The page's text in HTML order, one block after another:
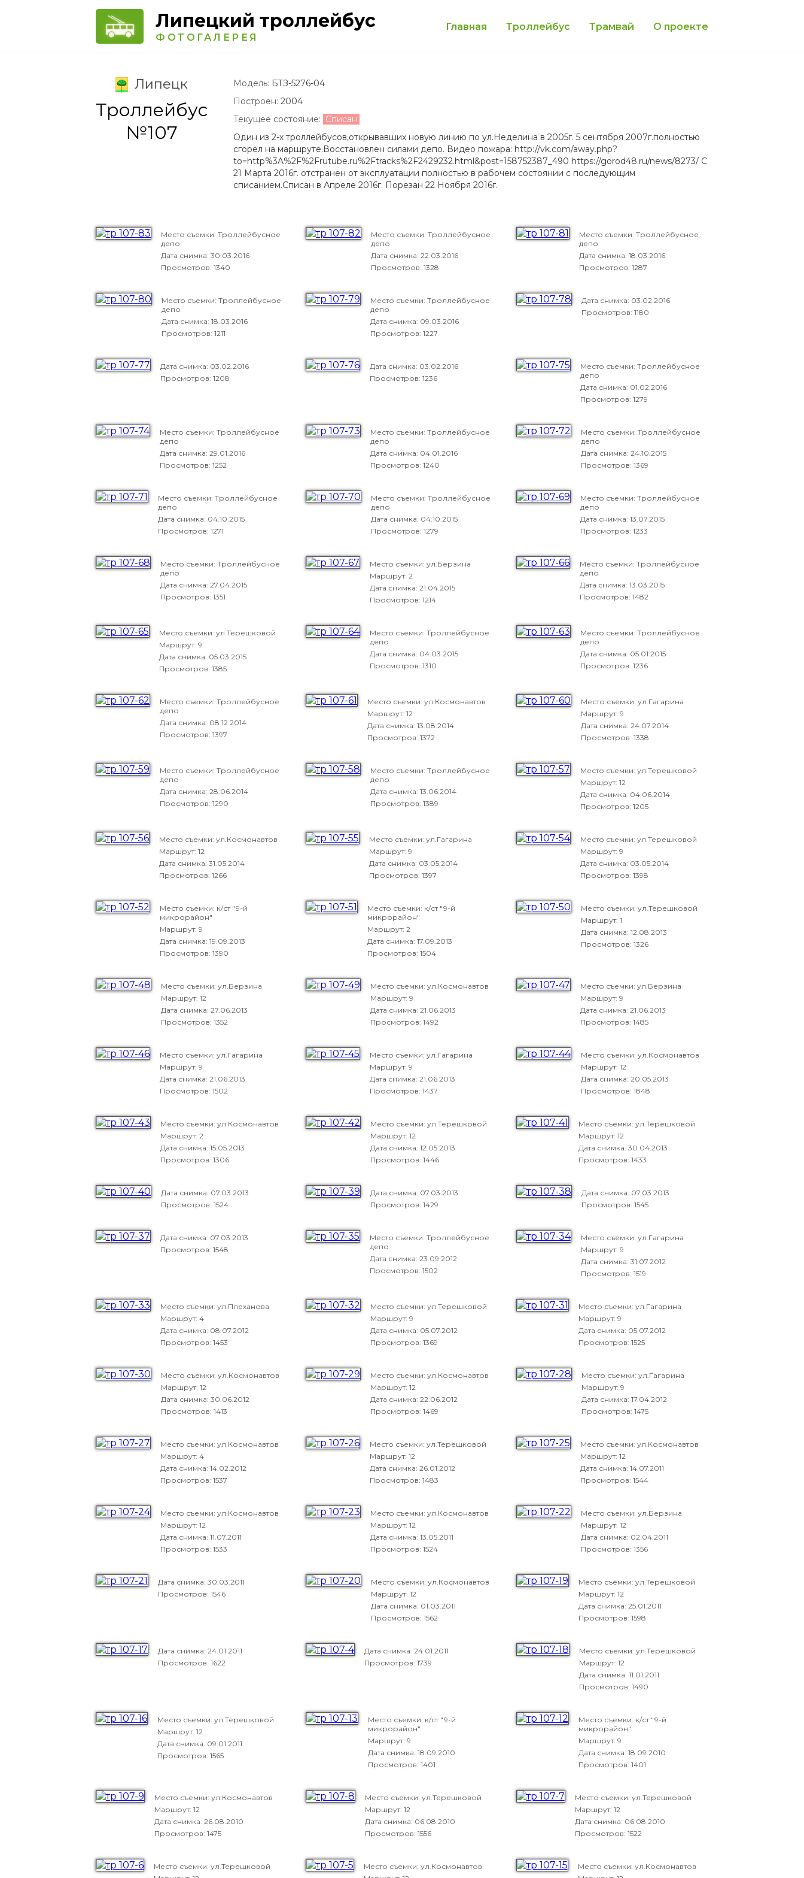
Липецкий троллейбус
ФОТОГАЛЕРЕЯ
Главная Троллейбус Трамвай О проекте
Липецк
Троллейбус
№107
Модель: БТЗ-5276-04
Построен: 2004
Текущее состояние: Списан
Один из 2-х троллейбусов,открывавших новую линию по ул.Неделина в 2005г. 5 сентября 2007г.полностью
сгорел на маршруте.Восстановлен силами депо. Видео пожара: http://vk.com/away.php?
to=http%3A%2F%2Frutube.ru%2Ftracks%2F2429232.html&post=158752387_490 https://gorod48.ru/news/8273/ С
21 Марта 2016г. отстранен от эксплуатации полностью в рабочем состоянии с последующим
списанием.Списан в Апреле 2016г. Порезан 22 Ноября 2016г.
Место съемки: Троллейбусное
депо
Дата снимка: 30.03.2016
Просмотров: 1340
Место съемки: Троллейбусное
депо
Дата снимка:22.03.2016
Просмотров: 1328
Место съемки: Троллейбусное
депо
Дата снимка: 18.03.2016
Просмотров: 1287
Место съемки: Троллейбусное
депо
Дата снимка: 18.03.2016
Просмотров: 1211
Место съемки: Троллейбусное
депо
Дата снимка: 09.03.2016
Просмотров: 1227
Дата снимка: 03.02.2016
Просмотров: 1180
Дата снимка: 03.02.2016
Просмотров: 1208
Дата снимка: 03.02.2016
Просмотров: 1236
Место съемки: Троллейбусное
депо
Дата снимка: 01.02.2016
Просмотров: 1279
Место съемки: Троллейбусное
депо
Дата снимка: 29.01.2016
Просмотров: 1252
Место съемки: Троллейбусное
депо
Дата снимка: 04.01.2016
Просмотров: 1240
Место съемки: Троллейбусное
депо
Дата снимка: 24.10.2015
Просмотров: 1369
Место съемки: Троллейбусное
депо
Дата снимка: 04.10.2015
Просмотров: 1271
Место съемки: Троллейбусное
депо
Дата снимка: 04.10.2015
Просмотров: 1279
Место съемки: Троллейбусное
депо
Дата снимка: 13.07.2015
Просмотров: 1233
Место съемки: Троллейбусное
депо
Дата снимка: 27.04.2015
Просмотров: 1351
Место съемки: ул.Берзина
Маршрут: 2
Дата снимка:21.04.2015
Просмотров: 1214
Место съемки: Троллейбусное
депо
Дата снимка: 13.03.2015
Просмотров: 1482
Место съемки: ул.Терешковой
Маршрут: 9
Дата снимка: 05.03.2015
Просмотров: 1385
Место съемки: Троллейбусное
депо
Дата снимка: 04.03.2015
Просмотров: 1310
Место съемки: Троллейбусное
депо
Дата снимка: 05.01.2015
Просмотров: 1236
Место съемки: Троллейбусное
депо
Дата снимка: 08.12.2014
Просмотров: 1397
Место съемки: ул.Космонавтов
Маршрут: 12
Дата снимка:13.08.2014
Просмотров: 1372
Место съемки: ул.Гагарина
Маршрут: 9
Дата снимка: 24.07.2014
Просмотров: 1338
Место съемки: Троллейбусное
депо
Дата снимка: 28.06.2014
Просмотров: 1290
Место съемки: Троллейбусное
депо
Дата снимка:13.06.2014
Просмотров: 1389
Место съемки: ул.Терешковой
Маршрут: 12
Дата снимка: 04.06.2014
Просмотров: 1205
Место съемки: ул.Космонавтов
Маршрут: 12
Дата снимка: 31.05.2014
Просмотров: 1266
Место съемки: ул.Гагарина
Маршрут: 9
Дата снимка: 03.05.2014
Просмотров: 1397
Место съемки: ул.Терешковой
Маршрут: 9
Дата снимка: 03.05.2014
Просмотров: 1398
Место съемки: к/ст "9-й
микрорайон"
Маршрут: 9
Дата снимка: 19.09.2013
Просмотров: 1390
Место съемки: к/ст "9-й
микрорайон"
Маршрут: 2
Дата снимка:17.09.2013
Просмотров: 1504
Место съемки: ул.Терешковой
Маршрут: 1
Дата снимка: 12.08.2013
Просмотров: 1326
Место съемки: ул.Берзина
Маршрут: 12
Дата снимка: 27.06.2013
Просмотров: 1352
Место съемки: ул.Космонавтов
Маршрут: 9
Дата снимка:21.06.2013
Просмотров: 1492
Место съемки: ул.Берзина
Маршрут: 9
Дата снимка: 21.06.2013
Просмотров: 1485
Место съемки: ул.Гагарина
Маршрут: 9
Дата снимка: 21.06.2013
Просмотров: 1502
Место съемки: ул.Гагарина
Маршрут: 9
Дата снимка:21.06.2013
Просмотров: 1437
Место съемки: ул.Космонавтов
Маршрут: 12
Дата снимка: 20.05.2013
Просмотров: 1848
Место съемки: ул.Космонавтов
Маршрут: 2
Дата снимка: 15.05.2013
Просмотров: 1306
Место съемки: ул.Терешковой
Маршрут: 12
Дата снимка:12.05.2013
Просмотров: 1446
Место съемки: ул.Терешковой
Маршрут: 12
Дата снимка: 30.04.2013
Просмотров: 1433
Дата снимка: 07.03.2013
Просмотров: 1524
Дата снимка: 07.03.2013
Просмотров: 1429
Дата снимка: 07.03.2013
Просмотров: 1545
Дата снимка: 07.03.2013
Просмотров: 1548
Место съемки: Троллейбусное
депо
Дата снимка:23.09.2012
Просмотров: 1502
Место съемки: ул.Гагарина
Маршрут: 9
Дата снимка: 31.07.2012
Просмотров: 1519
Место съемки: ул.Плеханова
Маршрут: 4
Дата снимка: 08.07.2012
Просмотров: 1453
Место съемки: ул.Терешковой
Маршрут: 9
Дата снимка: 05.07.2012
Просмотров: 1369
Место съемки: ул.Гагарина
Маршрут: 9
Дата снимка: 05.07.2012
Просмотров: 1525
Место съемки: ул.Космонавтов
Маршрут: 12
Дата снимка: 30.06.2012
Просмотров: 1413
Место съемки: ул.Космонавтов
Маршрут: 12
Дата снимка:22.06.2012
Просмотров: 1469
Место съемки: ул.Гагарина
Маршрут: 9
Дата снимка: 17.04.2012
Просмотров: 1475
Место съемки: ул.Космонавтов
Маршрут: 4
Дата снимка: 14.02.2012
Просмотров: 1537
Место съемки: ул.Терешковой
Маршрут: 12
Дата снимка:26.01.2012
Просмотров: 1483
Место съемки: ул.Космонавтов
Маршрут: 12
Дата снимка: 14.07.2011
Просмотров: 1544
Место съемки: ул.Космонавтов
Маршрут: 12
Дата снимка: 11.07.2011
Просмотров: 1533
Место съемки: ул.Космонавтов
Маршрут: 12
Дата снимка:13.05.2011
Просмотров: 1524
Место съемки: ул.Берзина
Маршрут: 12
Дата снимка: 02.04.2011
Просмотров: 1356
Дата снимка: 30.03.2011
Просмотров: 1546
Место съемки: ул.Космонавтов
Маршрут: 12
Дата снимка: 01.03.2011
Просмотров: 1562
Место съемки: ул.Терешковой
Маршрут: 12
Дата снимка: 25.01.2011
Просмотров: 1598
Дата снимка: 24.01.2011
Просмотров: 1622
Дата снимка:24.01.2011
Просмотров: 1739
Место съемки: ул.Терешковой
Маршрут: 12
Дата снимка: 11.01.2011
Просмотров: 1490
Место съемки: ул.Терешковой
Маршрут: 12
Дата снимка: 09.01.2011
Просмотров: 1565
Место съемки: к/ст "9-й
микрорайон"
Маршрут: 9
Дата снимка:18.09.2010
Просмотров: 1401
Место съемки: к/ст "9-й
микрорайон"
Маршрут: 9
Дата снимка: 18.09.2010
Просмотров: 1401
Место съемки: ул.Космонавтов
Маршрут: 12
Дата снимка: 26.08.2010
Просмотров: 1475
Место съемки: ул.Терешковой
Маршрут: 12
Дата снимка: 06.08.2010
Просмотров: 1556
Место съемки: ул.Терешковой
Маршрут: 12
Дата снимка: 06.08.2010
Просмотров: 1522
Место съемки: ул.Терешковой
Место съемки: ул.Космонавтов
Место съемки: ул.Космонавтов